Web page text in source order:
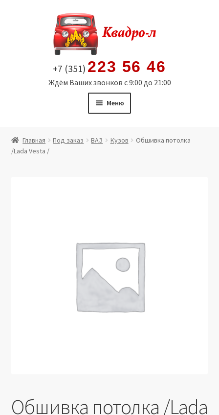
содержимому
+7 (351) 223 56 46
Ждём Ваших звонков с 9:00 до 21:00
Меню
Витрина
Юридические данные
Главная Под заказ ВАЗ Кузов
Обшивка потолка
/Lada Vesta /
Обшивка потолка /Lada